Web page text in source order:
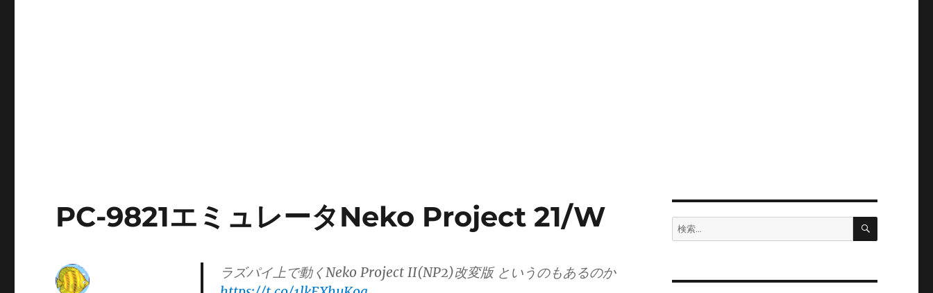
PC-9821エミュレータNeko Project 21/W
ラズパイ上で動くNeko Project II(NP2)改変版 というのもあるのか
検
索:
検